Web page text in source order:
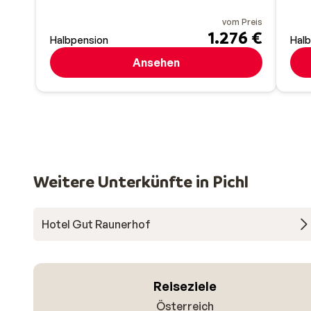
Halbpension
vom Preis
1.276 €
Ansehen
Weitere Unterkünfte in Pichl
Hotel Gut Raunerhof
Reiseziele
Österreich